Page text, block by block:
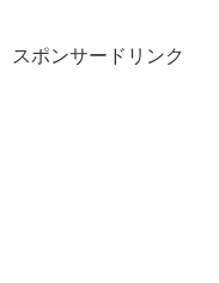
スポンサードリンク